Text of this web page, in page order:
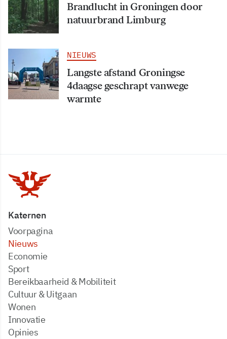
Brandlucht in Groningen door
natuurbrand Limburg
NIEUWS
Langste afstand Groningse
4daagse geschrapt vanwege
warmte
Katernen
Voorpagina
Nieuws
Economie
Sport
Bereikbaarheid & Mobiliteit
Cultuur & Uitgaan
Wonen
Innovatie
Opinies